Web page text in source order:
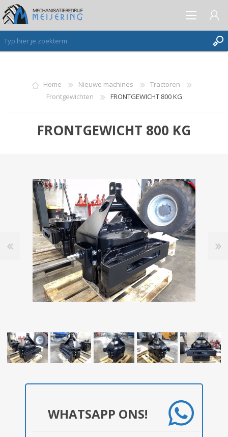
AANMELDEN ALS NIEUWE KLANT
INLOGGEN
Home Nieuwe machines
Tractoren
Frontgewichten
FRONTGEWICHT 800 KG
FRONTGEWICHT 800 KG
WHATSAPP ONS!